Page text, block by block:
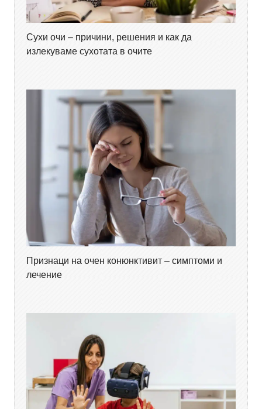
Сухи очи – причини, решения и как да
излекуваме сухотата в очите
Признаци на очен конюнктивит – симптоми и
лечение